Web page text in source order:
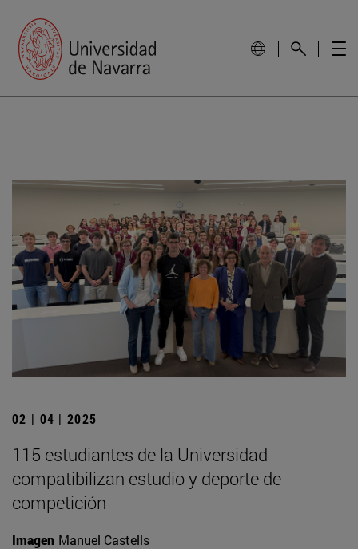
02 | 04 | 2025
115 estudiantes de la Universidad
compatibilizan estudio y deporte de
competición
Imagen Manuel Castells